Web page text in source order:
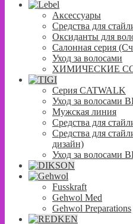
Аксессуары
Средства для
Оксиданты для
Салонная серия
Уход за волосами
ХИМИЧЕСКИЕ
Серия CATWALK
Уход за волосами
Мужская линия
Средства для
Средства для
дизайн)
Уход за волосами
Fusskraft
Gehwol Med
Gehwol Preparations